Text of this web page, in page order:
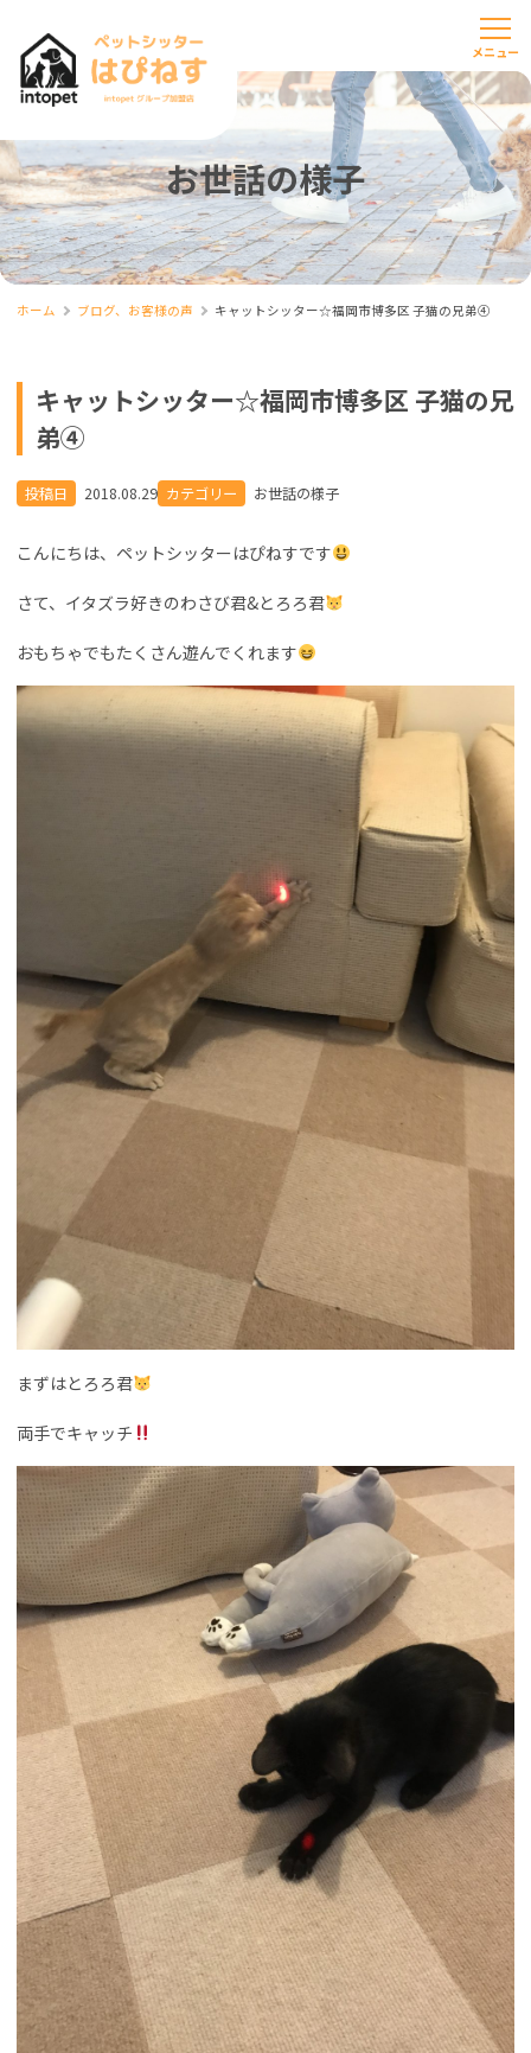
お世話の様子
ホーム ブログ、お客様の声 キャットシッター☆福岡市博多区 子猫の兄弟④
キャットシッター☆福岡市博多区 子猫の兄
弟④
投稿日 2018.08.29 カテゴリー お世話の様子
こんにちは、ペットシッターはぴねすです
さて、イタズラ好きのわさび君&とろろ君
おもちゃでもたくさん遊んでくれます
まずはとろろ君
両手でキャッチ